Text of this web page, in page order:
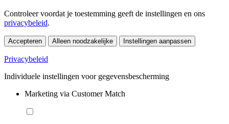
Controleer voordat je toestemming geeft de instellingen en ons
privacybeleid.
Accepteren Alleen noodzakelijke Instellingen aanpassen
Privacybeleid
Individuele instellingen voor gegevensbescherming
Marketing via Customer Match